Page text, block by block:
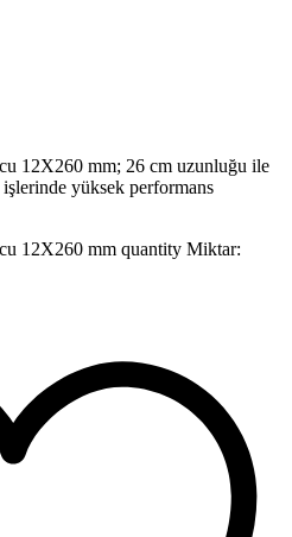
12X260 mm; 26 cm uzunluğu ile
yüksek performans
12X260 mm quantity Miktar: